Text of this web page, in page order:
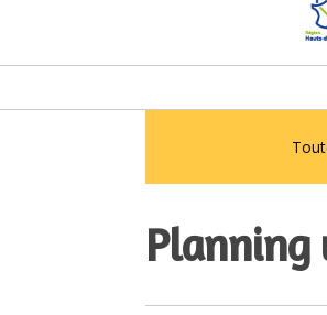
Planning